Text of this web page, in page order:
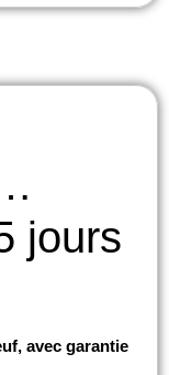
jours
avec garantie